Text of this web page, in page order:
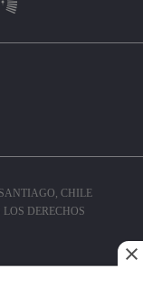
CHILE
LOS DERECHOS